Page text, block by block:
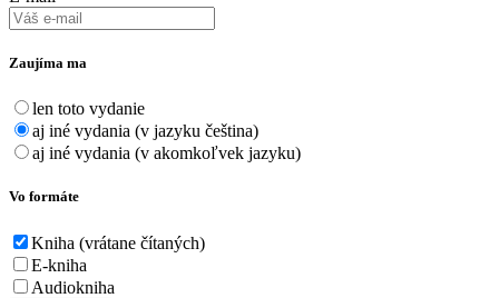
Zaujíma ma
len toto vydanie
aj iné vydania (v jazyku čeština)
aj iné vydania (v akomkoľvek jazyku)
Vo formáte
Kniha (vrátane čítaných)
E-kniha
Audiokniha